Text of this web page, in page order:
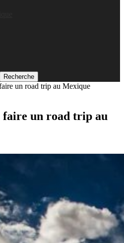
Recherche
un road trip au Mexique
faire un road trip au